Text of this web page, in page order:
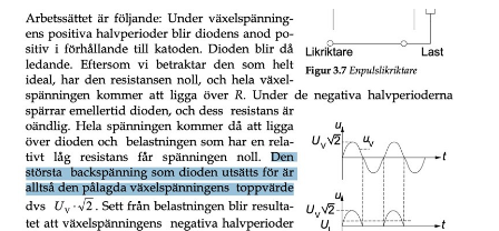
Universitet
MaFy (fysikdelen)
Allmänna diskussioner
Livehjälpen
Topplistor
språk